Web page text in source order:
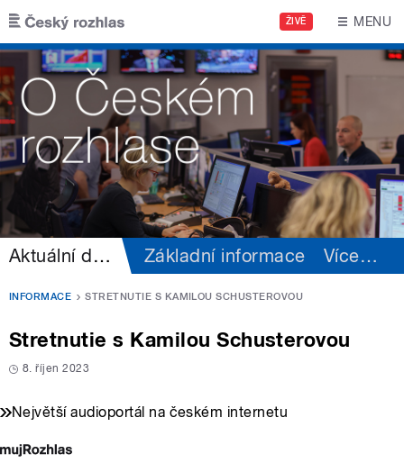
Přejít k hlavnímu obsahu
ŽIVĚ MENU
Aktuální dění Základní informace Více…
INFORMACE STRETNUTIE S KAMILOU SCHUSTEROVOU
Stretnutie s Kamilou Schusterovou
8. říjen 2023
Největší audioportál na českém internetu